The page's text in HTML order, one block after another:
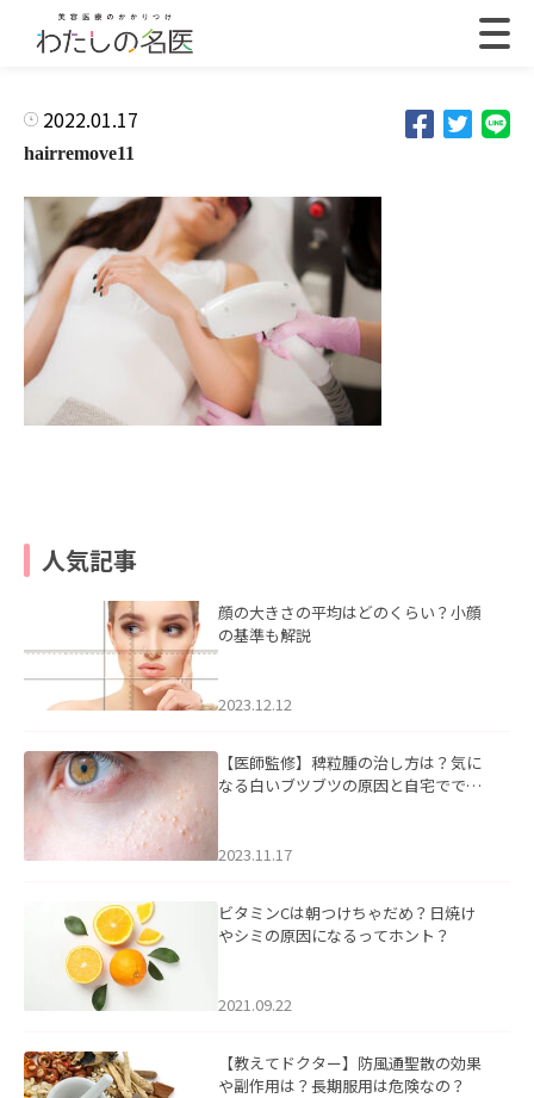
2022.01.17
hairremove11
人気記事
顔の大きさの平均はどのくらい？小顔
の基準も解説
2023.12.12
【医師監修】稗粒腫の治し方は？気に
なる白いブツブツの原因と自宅ででき
2023.11.17
ビタミンCは朝つけちゃだめ？日焼け
やシミの原因になるってホント？
2021.09.22
【教えてドクター】防風通聖散の効果
や副作用は？長期服用は危険なの？